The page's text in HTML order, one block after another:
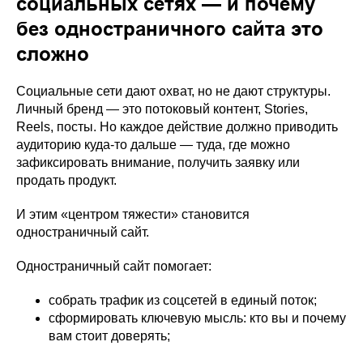
без одностраничного сайта это
сложно
Социальные сети дают охват, но не дают структуры.
Личный бренд — это потоковый контент, Stories,
Reels, посты. Но каждое действие должно приводить
аудиторию куда-то дальше — туда, где можно
зафиксировать внимание, получить заявку или
продать продукт.
И этим «центром тяжести» становится
одностраничный сайт.
Одностраничный сайт помогает:
собрать трафик из соцсетей в единый поток;
сформировать ключевую мысль: кто вы и почему
вам стоит доверять;